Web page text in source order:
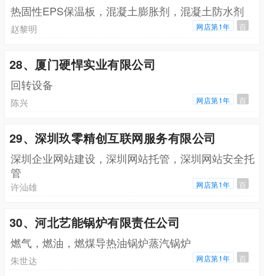
热固性EPS保温板，混凝土膨胀剂，混凝土防水剂
赵黎明 网店第1年 百
28、厦门硬悍实业有限公司
回转设备
陈兴 网店第1年 百
29、深圳玖零精创互联网服务有限公司
深圳企业网站建设，深圳网站托管，深圳网站安全托
管
许汕雄 网店第1年 百
30、河北艺能锅炉有限责任公司
燃气，燃油，燃煤导热油锅炉蒸汽锅炉
朱世达 网店第1年 百